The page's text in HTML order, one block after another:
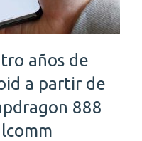
años de
a partir de
888